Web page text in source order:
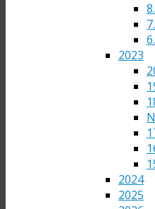
2023
2024
2025